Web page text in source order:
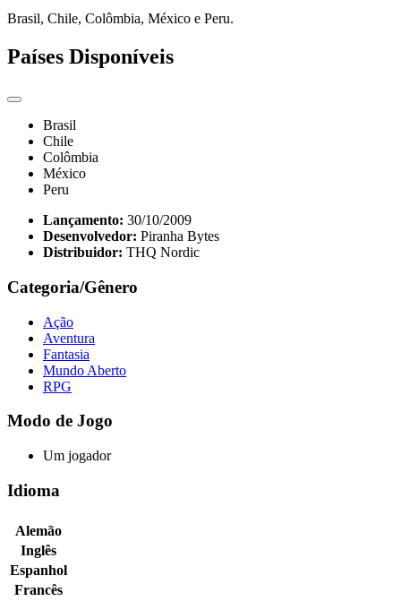
Brasil, Chile, Colômbia, México e Peru.
Países Disponíveis
Brasil
Chile
Colômbia
México
Peru
Lançamento: 30/10/2009
Desenvolvedor: Piranha Bytes
Distribuidor: THQ Nordic
Categoria/Gênero
Ação
Aventura
Fantasia
Mundo Aberto
RPG
Modo de Jogo
Um jogador
Idioma
Alemão
Inglês
Espanhol
Francês